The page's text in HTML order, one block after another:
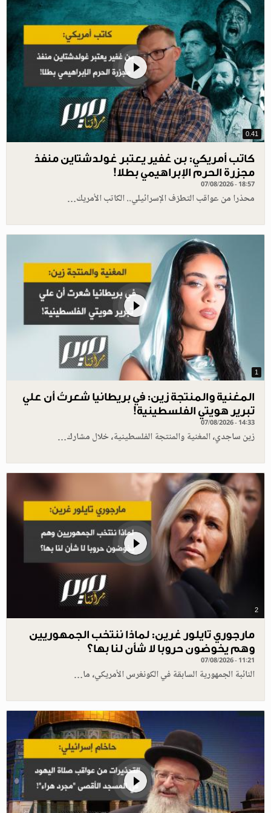
0.41
كاتب أمريكي: بن غفير يعتبر غولدشتاين منفذ
مجزرة الحرم الإبراهيمي بطلا!
07/08/2026 - 18:57
محذرا من عواقب التطرّف الإسرائيلي.. الكاتب الأمريك…
1
المغنية والمنتجة زين: في بريطانيا شعرتُ أن علي
تبرير هويتي الفلسطينية!
07/08/2026 - 14:33
زين ساجدي، المغنية والمنتجة الفلسطينية، خلال مشارك…
2
مارجوري تايلور غرين: لماذا ننتخب الجمهوريين
وهم يخوضون حروبا لا شأن لنا بها؟
07/08/2026 - 11:21
النائبة الجمهورية السابقة في الكونغرس الأمريكي، ما…